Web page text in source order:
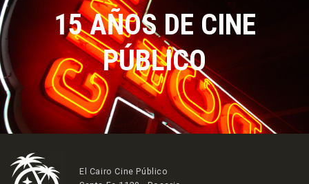
15 AÑOS DE CINE
PÚBLICO
El Cairo Cine Público